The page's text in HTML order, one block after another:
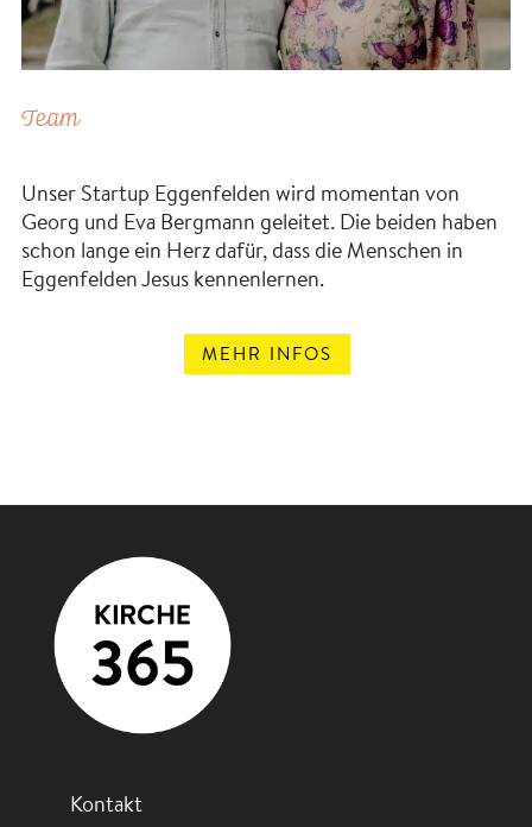
Team
Unser Startup Eggenfelden wird momentan von
Georg und Eva Bergmann geleitet. Die beiden haben
schon lange ein Herz dafür, dass die Menschen in
Eggenfelden Jesus kennenlernen.
MEHR INFOS
Kontakt